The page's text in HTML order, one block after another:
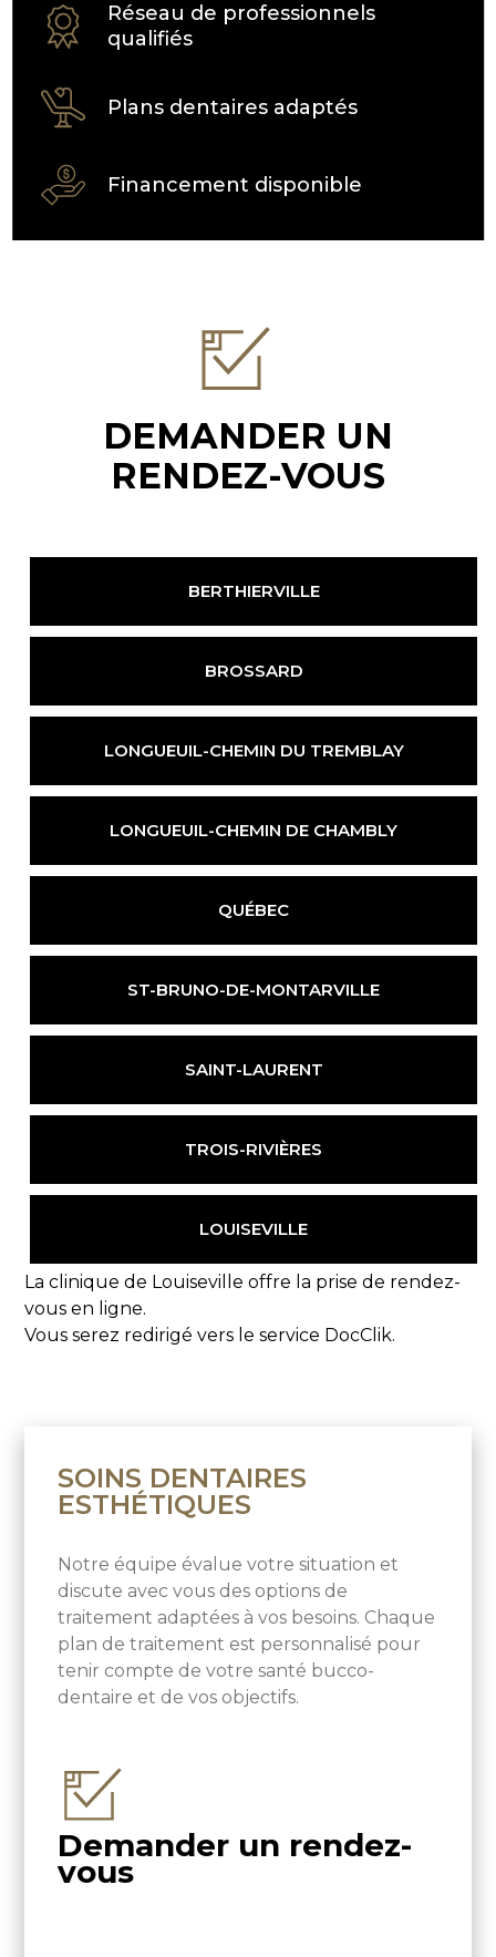
Réseau de professionnels
qualifiés
Plans dentaires adaptés
Financement disponible
DEMANDER UN
RENDEZ-VOUS
BERTHIERVILLE
BROSSARD
LONGUEUIL-CHEMIN DU TREMBLAY
LONGUEUIL-CHEMIN DE CHAMBLY
QUÉBEC
ST-BRUNO-DE-MONTARVILLE
SAINT-LAURENT
TROIS-RIVIÈRES
LOUISEVILLE
La clinique de Louiseville offre la prise de rendez-
vous en ligne.
Vous serez redirigé vers le service DocClik.
SOINS DENTAIRES
ESTHÉTIQUES
Notre équipe évalue votre situation et
discute avec vous des options de
traitement adaptées à vos besoins. Chaque
plan de traitement est personnalisé pour
tenir compte de votre santé bucco-
dentaire et de vos objectifs.
Demander un rendez-
vous